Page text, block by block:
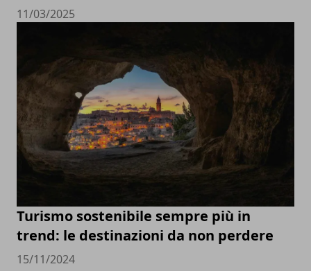
11/03/2025
Turismo sostenibile sempre più in
trend: le destinazioni da non perdere
15/11/2024